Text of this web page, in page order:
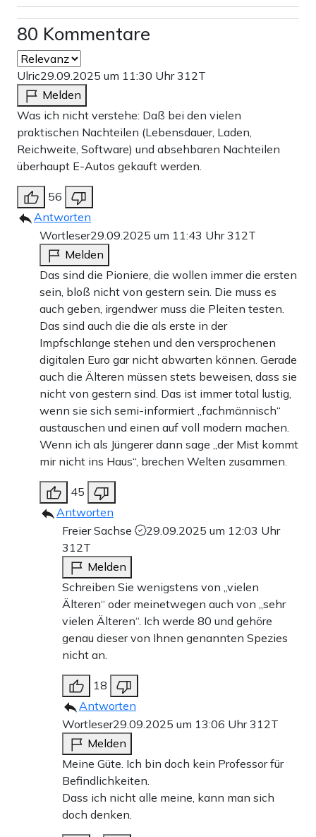
80 Kommentare
Ulric29.09.2025 um 11:30 Uhr312T
Melden
Was ich nicht verstehe: Daß bei den vielen
praktischen Nachteilen (Lebensdauer, Laden,
Reichweite, Software) und absehbaren Nachteilen
überhaupt E-Autos gekauft werden.
56
Antworten
Wortleser29.09.2025 um 11:43 Uhr312T
Melden
Das sind die Pioniere, die wollen immer die ersten
sein, bloß nicht von gestern sein. Die muss es
auch geben, irgendwer muss die Pleiten testen.
Das sind auch die die als erste in der
Impfschlange stehen und den versprochenen
digitalen Euro gar nicht abwarten können. Gerade
auch die Älteren müssen stets beweisen, dass sie
nicht von gestern sind. Das ist immer total lustig,
wenn sie sich semi-informiert „fachmännisch“
austauschen und einen auf voll modern machen.
Wenn ich als Jüngerer dann sage „der Mist kommt
mir nicht ins Haus“, brechen Welten zusammen.
45
Antworten
Freier Sachse
29.09.2025 um 12:03 Uhr
312T
Melden
Schreiben Sie wenigstens von „vielen
Älteren“ oder meinetwegen auch von „sehr
vielen Älteren“. Ich werde 80 und gehöre
genau dieser von Ihnen genannten Spezies
nicht an.
18
Antworten
Wortleser29.09.2025 um 13:06 Uhr312T
Melden
Meine Güte. Ich bin doch kein Professor für
Befindlichkeiten.
Dass ich nicht alle meine, kann man sich
doch denken.